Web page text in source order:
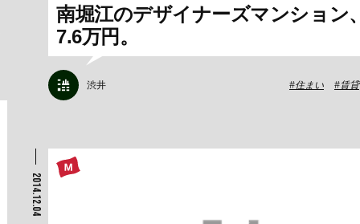
南堀江のデザイナーズマンション、
7.6万円。
渋井 住まい 賃貸
2014.12.04